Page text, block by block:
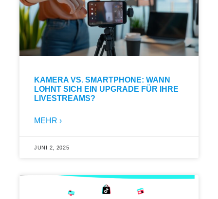
KAMERA VS. SMARTPHONE: WANN
LOHNT SICH EIN UPGRADE FÜR IHRE
LIVESTREAMS?
MEHR ›
JUNI 2, 2025